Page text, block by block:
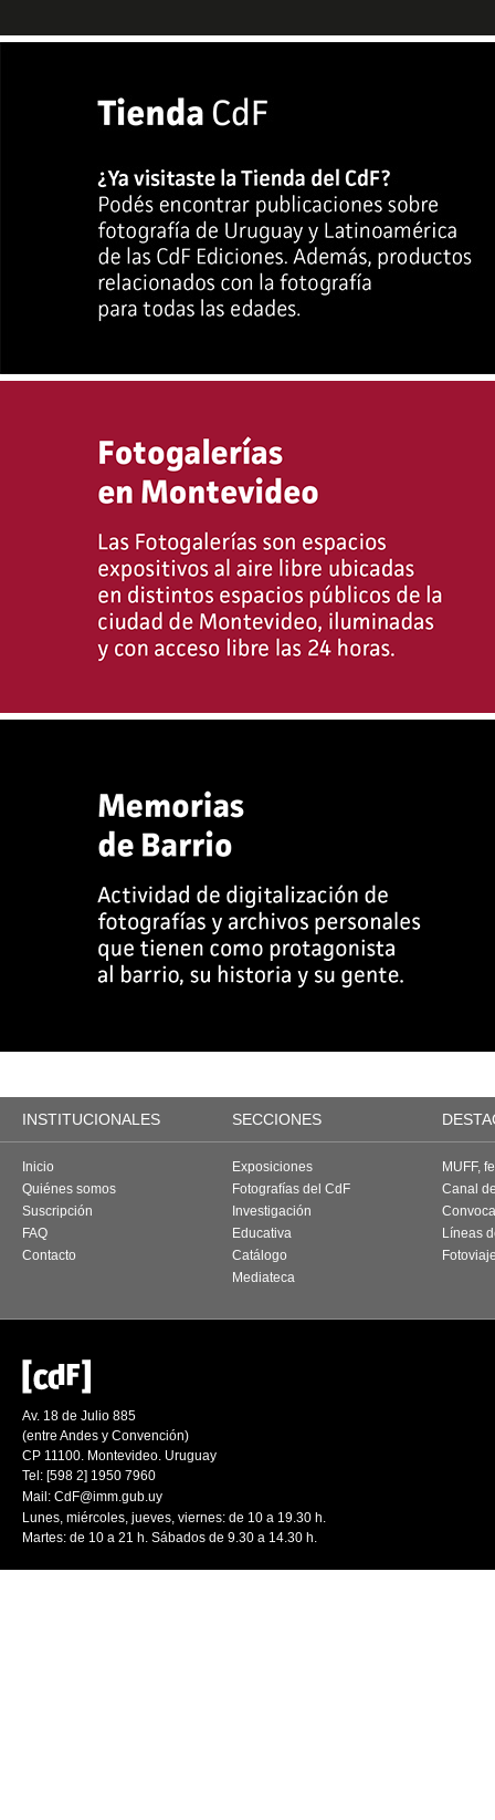
INSTITUCIONALES SECCIONES
Inicio
Quiénes somos
Suscripción
FAQ
Contacto
Exposiciones
Fotografías del CdF
Investigación
Educativa
Catálogo
Mediateca
MUFF,
Canal
Líneas
Av. 18 de Julio 885
(entre Andes y Convención)
CP 11100. Montevideo. Uruguay
Tel: [598 2] 1950 7960
Mail: CdF@imm.gub.uy
Lunes, miércoles, jueves, viernes: de 10 a 19.30 h.
Martes: de 10 a 21 h. Sábados de 9.30 a 14.30 h.